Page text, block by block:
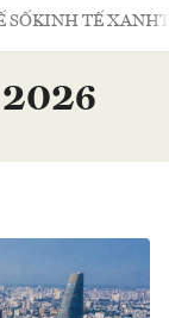
SỐKINH TẾ XANH